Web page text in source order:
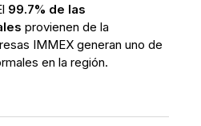
99.7% de las
provienen de la
IMMEX generan uno de
en la región.